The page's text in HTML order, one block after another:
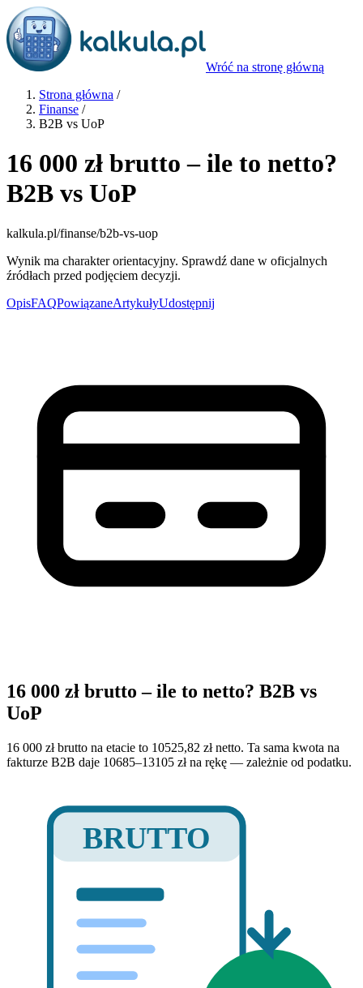
Wróć na stronę główną
Strona główna /
Finanse /
B2B vs UoP
16 000 zł brutto – ile to netto?
B2B vs UoP
kalkula.pl/finanse/b2b-vs-uop
Wynik ma charakter orientacyjny. Sprawdź dane w oficjalnych
źródłach przed podjęciem decyzji.
OpisFAQPowiązaneArtykułyUdostępnij
16 000 zł brutto – ile to netto? B2B vs
UoP
16 000 zł brutto na etacie to 10525,82 zł netto. Ta sama kwota na
fakturze B2B daje 10685–13105 zł na rękę — zależnie od podatku.
BRUTTO